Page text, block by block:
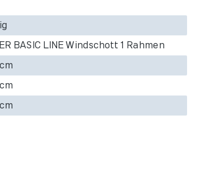
BASIC LINE Windschott 1 Rahmen